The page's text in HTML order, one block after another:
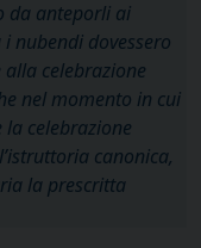
da anteporli ai
nubendi dovessero
celebrazione
nel momento in cui
celebrazione
canonica,
la prescritta